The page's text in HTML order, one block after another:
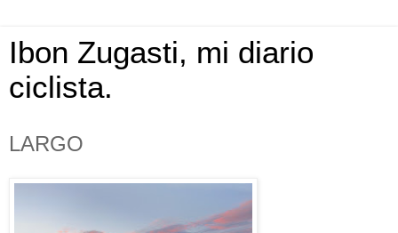
Ibon Zugasti, mi diario
ciclista.
LARGO